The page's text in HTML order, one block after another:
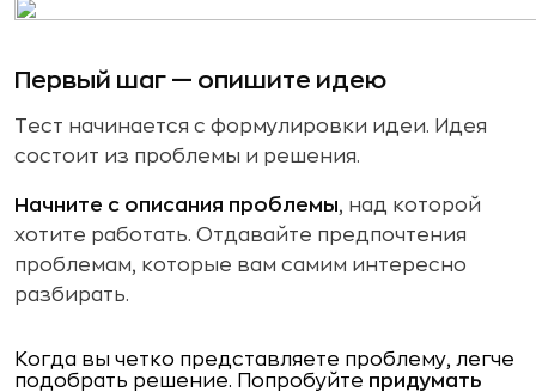
Первый шаг — опишите идею
Тест начинается с формулировки идеи. Идея
состоит из проблемы и решения.
Начните с описания проблемы, над которой
хотите работать. Отдавайте предпочтения
проблемам, которые вам самим интересно
разбирать.
Когда вы четко представляете проблему, легче
подобрать решение. Попробуйте придумать